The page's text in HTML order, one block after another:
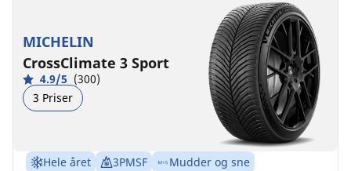
MICHELIN
CrossClimate 3 Sport
4.9/5 (300)
3 Priser
Hele året 3PMSF
Mudder og sne